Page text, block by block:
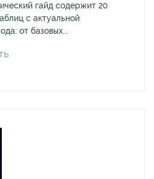
гайд содержит 20
с актуальной
от базовых...